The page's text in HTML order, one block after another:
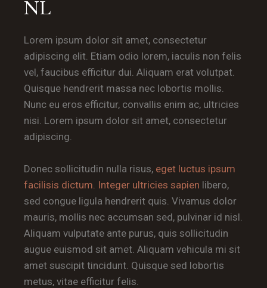
NL
Lorem ipsum dolor sit amet, consectetur
adipiscing elit. Etiam odio lorem, iaculis non felis
vel, faucibus efficitur dui. Aliquam erat volutpat.
Quisque hendrerit massa nec lobortis mollis.
Nunc eu eros efficitur, convallis enim ac, ultricies
nisi. Lorem ipsum dolor sit amet, consectetur
adipiscing.
Donec sollicitudin nulla risus, eget luctus ipsum
facilisis dictum. Integer ultricies sapien libero,
sed congue ligula hendrerit quis. Vivamus dolor
mauris, mollis nec accumsan sed, pulvinar id nisl.
Aliquam vulputate ante purus, quis sollicitudin
augue euismod sit amet. Aliquam vehicula mi sit
amet suscipit tincidunt. Quisque sed lobortis
metus, vitae efficitur felis.